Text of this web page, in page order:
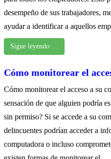
desempeño de sus trabajadores,
ayudar a identificar a aquellos
Sigue leyendo …
Cómo monitorear el
Cómo monitorear el acceso a su
sensación de que alguien podría
sin permiso? Si se accede a su
delincuentes podrían acceder a
computadora o incluso